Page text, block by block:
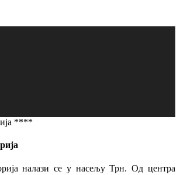
****
налази се у насељу Трн. Од центра